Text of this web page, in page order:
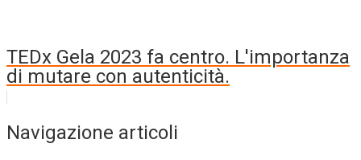
TEDx Gela 2023 fa centro. L'importanza
di mutare con autenticità.
Navigazione articoli